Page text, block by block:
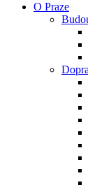
O Praze